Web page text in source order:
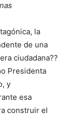
la
de una
ciudadana??
Presidenta
y
esa
construir el